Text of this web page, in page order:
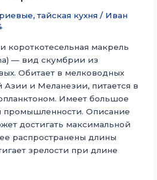
,тайская кухня / Иван
короткотесельная макрель
— вид скумбрии из
Обитает в мелководных
Азии и Меланезии, питается в
Имеет большое
промышленности. Описание
достигать максимальной
распространены длины
зрелости при длине